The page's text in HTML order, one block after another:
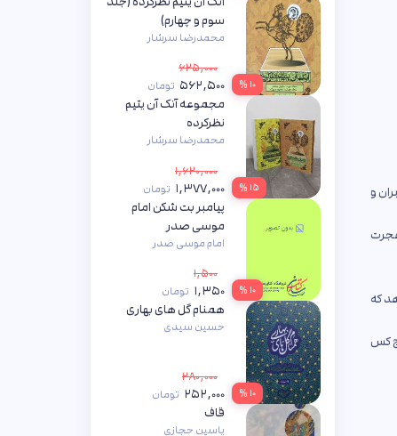
و
که
کس
۱۰ %
سوم و چهارم)
محمدرضا سرشار
۶۲۵,۰۰۰
۵۶۲,۵۰۰ تومان
۱۵ %
مجموعه آنک آن یتیم
نظرکرده
محمدرضا سرشار
۱,۶۲۰,۰۰۰
۱,۳۷۷,۰۰۰ تومان
۱۰ %
پیامبر بت شکن امام
موسی صدر
امام موسی صدر
۱,۵۰۰
۱,۳۵۰ تومان
۱۰ %
همنام گل های بهاری
حسین سیدی
۲۸۰,۰۰۰
۲۵۲,۰۰۰ تومان
قاف
یاسین حجازی